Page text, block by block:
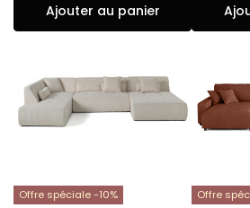
Ajouter au panier
Offre spéciale -10% Offre